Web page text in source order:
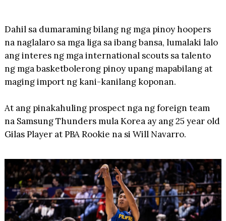
Dahil sa dumaraming bilang ng mga pinoy hoopers
na naglalaro sa mga liga sa ibang bansa, lumalaki lalo
ang interes ng mga international scouts sa talento
ng mga basketbolerong pinoy upang mapabilang at
maging import ng kani-kanilang koponan.
At ang pinakahuling prospect nga ng foreign team
na Samsung Thunders mula Korea ay ang 25 year old
Gilas Player at PBA Rookie na si Will Navarro.